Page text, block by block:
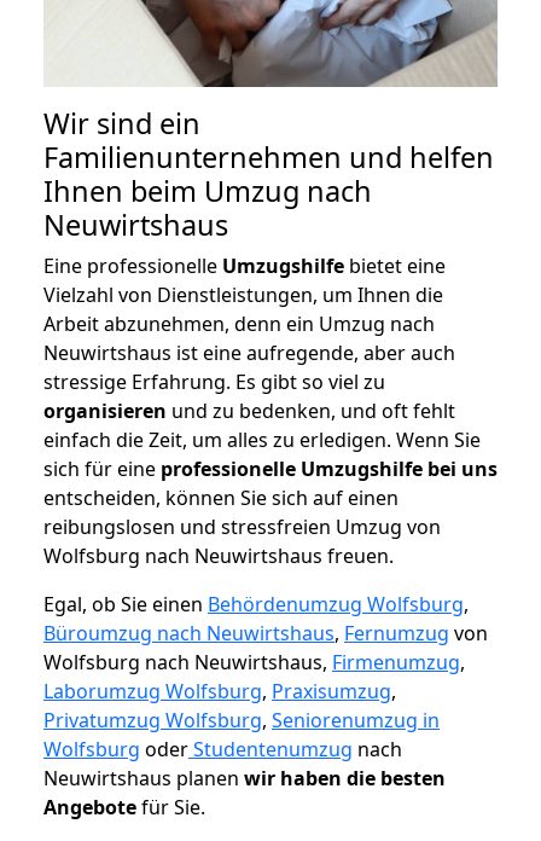
Wir sind ein
Familienunternehmen und helfen
Ihnen beim Umzug nach
Neuwirtshaus
Eine professionelle Umzugshilfe bietet eine
Vielzahl von Dienstleistungen, um Ihnen die
Arbeit abzunehmen, denn ein Umzug nach
Neuwirtshaus ist eine aufregende, aber auch
stressige Erfahrung. Es gibt so viel zu
organisieren und zu bedenken, und oft fehlt
einfach die Zeit, um alles zu erledigen. Wenn Sie
sich für eine professionelle Umzugshilfe bei uns
entscheiden, können Sie sich auf einen
reibungslosen und stressfreien Umzug von
Wolfsburg nach Neuwirtshaus freuen.
Egal, ob Sie einen Behördenumzug Wolfsburg,
Büroumzug nach Neuwirtshaus, Fernumzug von
Wolfsburg nach Neuwirtshaus, Firmenumzug,
Laborumzug Wolfsburg, Praxisumzug,
Privatumzug Wolfsburg, Seniorenumzug in
Wolfsburg oderStudentenumzug nach
Neuwirtshaus planen wir haben die besten
Angebotefür Sie.